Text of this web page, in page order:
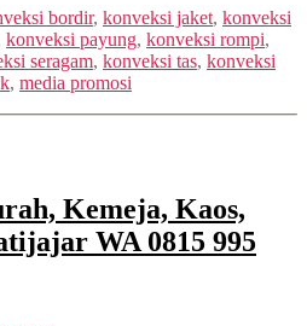
bordir, konveksi jaket, konveksi
konveksi payung, konveksi rompi,
seragam, konveksi tas, konveksi
, media promosi
Kemeja, Kaos,
WA 0815 995